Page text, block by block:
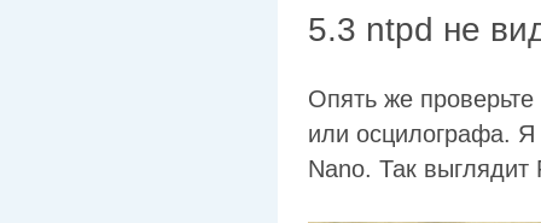
5.3 ntpd не
Опять же
или осцилографа.
Nano. Так выглядит